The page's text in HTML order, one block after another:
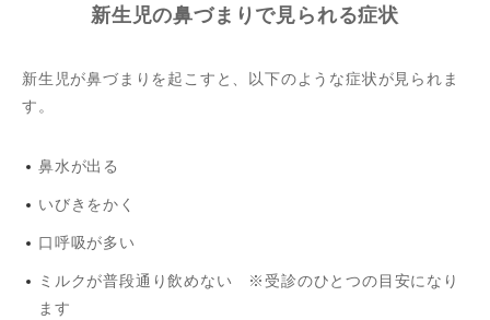
新生児の鼻づまりで見られる症状
新生児が鼻づまりを起こすと、以下のような症状が見られま
す。
鼻水が出る
いびきをかく
口呼吸が多い
ミルクが普段通り飲めない ※受診のひとつの目安になり
ます